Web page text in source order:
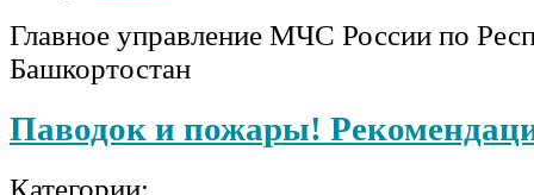
Главное управление МЧС России по
Башкортостан
Паводок и пожары!
Категории: